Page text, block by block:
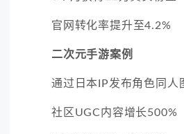
官网转化率提升至4.2%
二次元手游案例
通过日本IP发布角色同人
社区UGC内容增长500%